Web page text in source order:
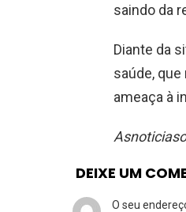
saindo da
Diante da
saúde,
ameaça à
DEIXE UM
O seu